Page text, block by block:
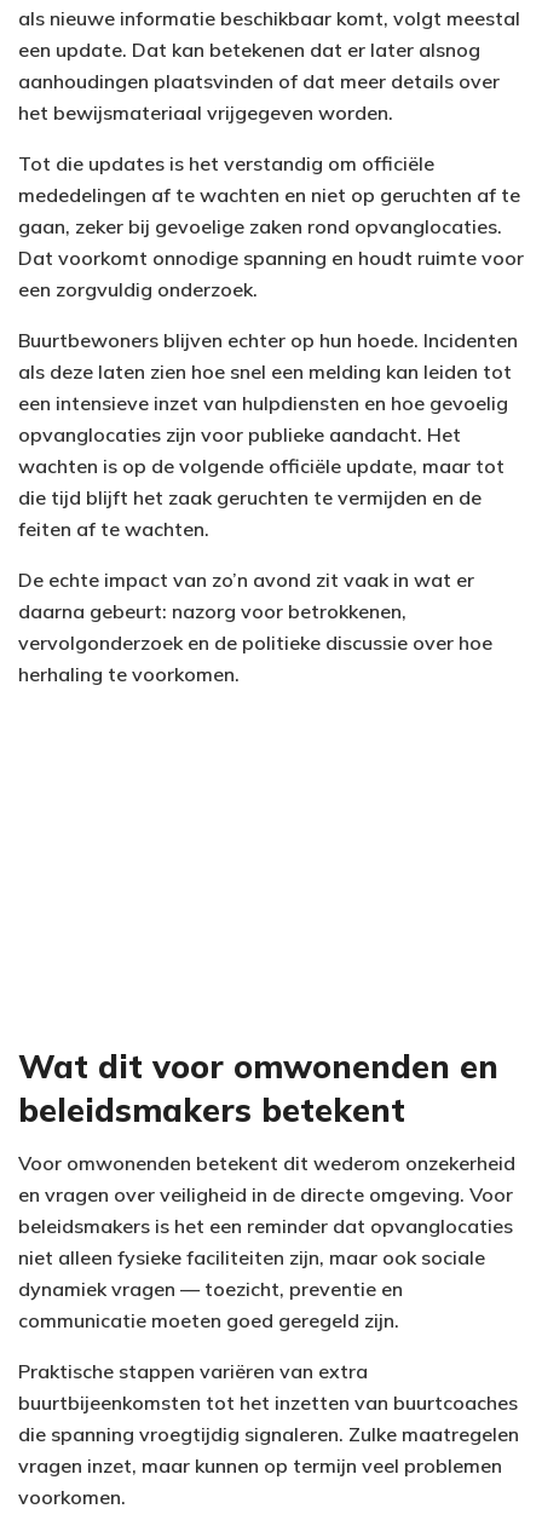
als nieuwe informatie beschikbaar komt, volgt meestal
een update. Dat kan betekenen dat er later alsnog
aanhoudingen plaatsvinden of dat meer details over
het bewijsmateriaal vrijgegeven worden.
Tot die updates is het verstandig om officiële
mededelingen af te wachten en niet op geruchten af te
gaan, zeker bij gevoelige zaken rond opvanglocaties.
Dat voorkomt onnodige spanning en houdt ruimte voor
een zorgvuldig onderzoek.
Buurtbewoners blijven echter op hun hoede. Incidenten
als deze laten zien hoe snel een melding kan leiden tot
een intensieve inzet van hulpdiensten en hoe gevoelig
opvanglocaties zijn voor publieke aandacht. Het
wachten is op de volgende officiële update, maar tot
die tijd blijft het zaak geruchten te vermijden en de
feiten af te wachten.
De echte impact van zo’n avond zit vaak in wat er
daarna gebeurt: nazorg voor betrokkenen,
vervolgonderzoek en de politieke discussie over hoe
herhaling te voorkomen.
Wat dit voor omwonenden en
beleidsmakers betekent
Voor omwonenden betekent dit wederom onzekerheid
en vragen over veiligheid in de directe omgeving. Voor
beleidsmakers is het een reminder dat opvanglocaties
niet alleen fysieke faciliteiten zijn, maar ook sociale
dynamiek vragen — toezicht, preventie en
communicatie moeten goed geregeld zijn.
Praktische stappen variëren van extra
buurtbijeenkomsten tot het inzetten van buurtcoaches
die spanning vroegtijdig signaleren. Zulke maatregelen
vragen inzet, maar kunnen op termijn veel problemen
voorkomen.